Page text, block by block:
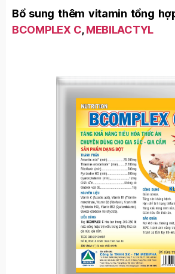
Bổ sung thêm vitamin tổng
BCOMPLEX C,MEBILACTYL